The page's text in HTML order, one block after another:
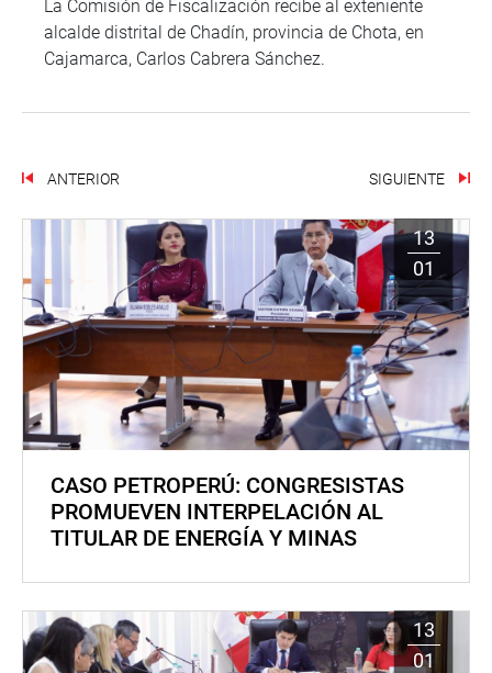
La Comisión de Fiscalización recibe al exteniente
alcalde distrital de Chadín, provincia de Chota, en
Cajamarca, Carlos Cabrera Sánchez.
ANTERIOR SIGUIENTE
13
01
CASO PETROPERÚ: CONGRESISTAS
PROMUEVEN INTERPELACIÓN AL
TITULAR DE ENERGÍA Y MINAS
13
01